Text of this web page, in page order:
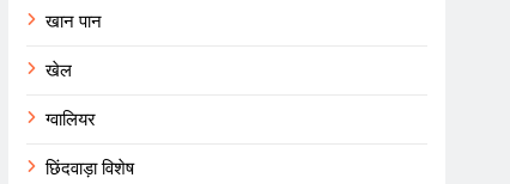
खान पान
खेल
ग्वालियर
छिंदवाड़ा विशेष